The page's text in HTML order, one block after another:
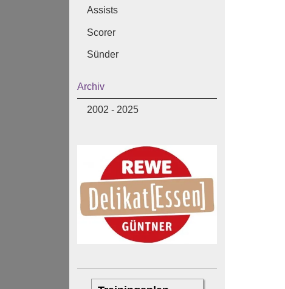
Assists
Scorer
Sünder
Archiv
2002 - 2025